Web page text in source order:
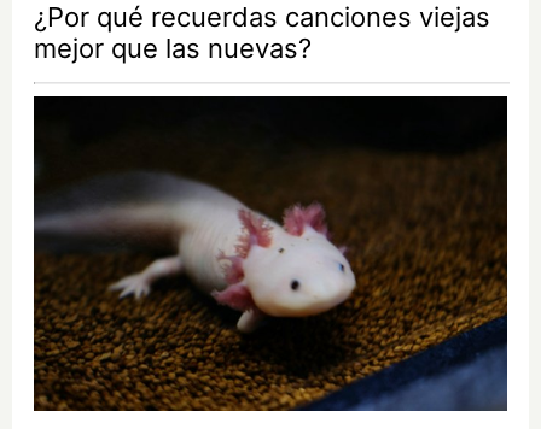
¿Por qué recuerdas canciones viejas
mejor que las nuevas?